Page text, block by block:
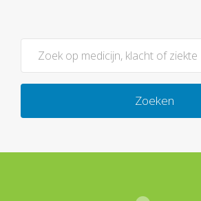
Zoeken